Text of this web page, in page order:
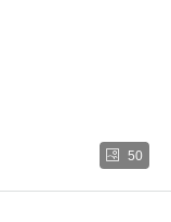
50